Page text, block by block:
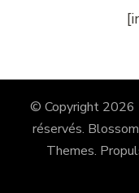
© Copyright 2026
réservés.
Themes.